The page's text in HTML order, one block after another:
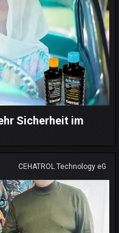
Sicherheit im
CEHATROL Technology eG